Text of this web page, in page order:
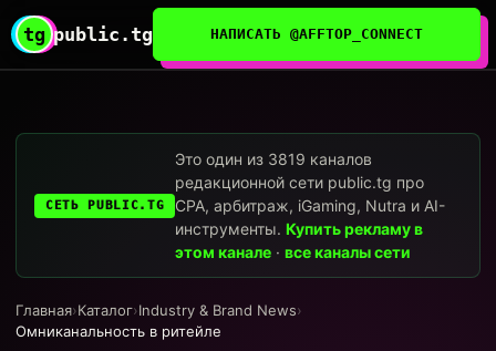
tg public.tg НАПИСАТЬ @AFFTOP_CONNECT
СЕТЬ PUBLIC.TG
Это один из 3819 каналов
редакционной сети public.tg про
CPA, арбитраж, iGaming, Nutra и AI-
инструменты.Купить рекламу в
этом канале ·все каналы сети
Главная›Каталог›Industry & Brand News›
Омниканальность в ритейле